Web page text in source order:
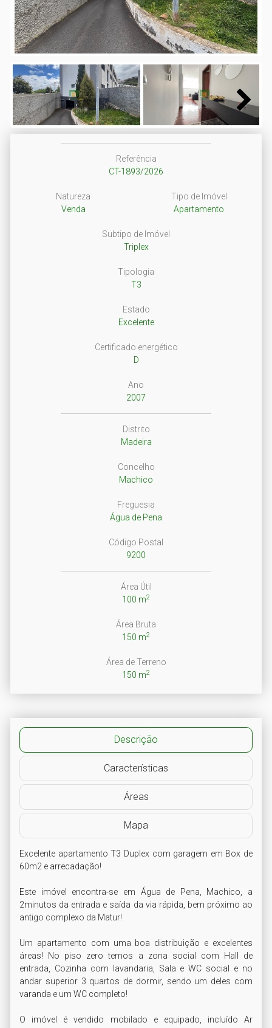
Next
Referência
CT-1893/2026
Natureza
Venda
Tipo de Imóvel
Apartamento
Subtipo de Imóvel
Triplex
Tipologia
T3
Estado
Excelente
Certificado energético
D
Ano
2007
Distrito
Madeira
Concelho
Machico
Freguesia
Água de Pena
Código Postal
9200
Área Útil
100 m2
Área Bruta
150 m2
Área de Terreno
150 m2
Descrição
Características
Áreas
Mapa
Excelente apartamento T3 Duplex com garagem em Box de
60m2 e arrecadação!
Este imóvel encontra-se em Água de Pena, Machico, a
2minutos da entrada e saída da via rápida, bem próximo ao
antigo complexo da Matur!
Um apartamento com uma boa distribuição e excelentes
áreas! No piso zero temos a zona social com Hall de
entrada, Cozinha com lavandaria, Sala e WC social e no
andar superior 3 quartos de dormir, sendo um deles com
varanda e um WC completo!
O imóvel é vendido mobilado e equipado, incluído Ar